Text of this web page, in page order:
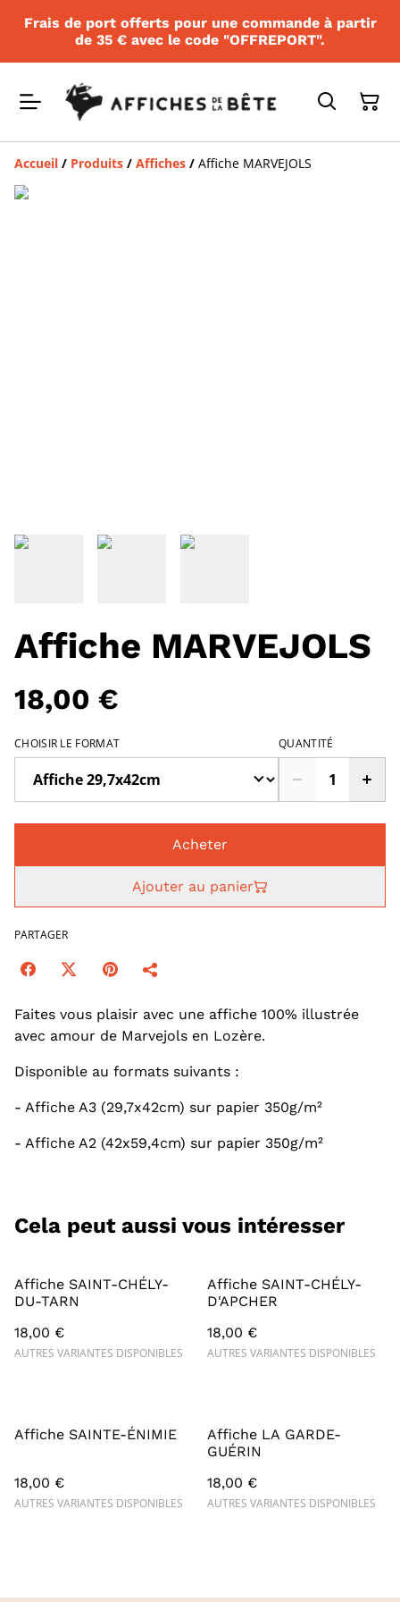
Frais de port offerts pour une commande à partir
de 35 € avec le code "OFFREPORT".
Accueil / Produits / Affiches / Affiche MARVEJOLS
Affiche MARVEJOLS
18,00 €
CHOISIR LE FORMAT QUANTITÉ
Acheter
Ajouter au panier
PARTAGER
Faites vous plaisir avec une affiche 100% illustrée
avec amour de Marvejols en Lozère.
Disponible au formats suivants :
- Affiche A3 (29,7x42cm) sur papier 350g/m²
- Affiche A2 (42x59,4cm) sur papier 350g/m²
Cela peut aussi vous intéresser
Affiche SAINT-CHÉLY-
DU-TARN
18,00 €
AUTRES VARIANTES DISPONIBLES
Affiche SAINT-CHÉLY-
D'APCHER
18,00 €
AUTRES VARIANTES DISPONIBLES
Affiche SAINTE-ÉNIMIE
18,00 €
AUTRES VARIANTES DISPONIBLES
Affiche LA GARDE-
GUÉRIN
18,00 €
AUTRES VARIANTES DISPONIBLES